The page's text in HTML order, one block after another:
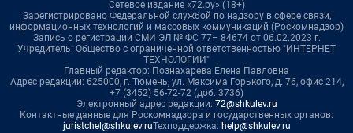
Сетевое издание «72.ру» (18+)
Зарегистрировано Федеральной службой по надзору в сфере связи,
информационных технологий и массовых коммуникаций (Роскомнадзор)
Запись о регистрации СМИ ЭЛ № ФС 77– 84674 от 06.02.2023 г.
Учредитель: Общество с ограниченной ответственностью "ИНТЕРНЕТ
ТЕХНОЛОГИИ"
Главный редактор: Познахарева Елена Павловна
Адрес редакции: 625000, г. Тюмень, ул. Максима Горького, д. 76, офис 214,
+7 (3452) 56-72-72 (доб. 3736)
Электронный адрес редакции: 72@shkulev.ru
Контактные данные для Роскомнадзора и государственных органов:
juristchel@shkulev.ruТехподдержка: help@shkulev.ru